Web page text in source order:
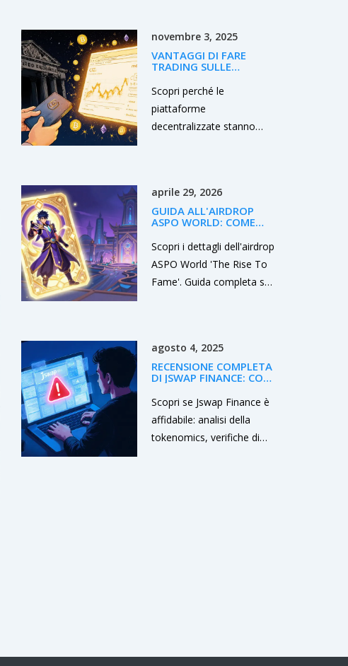
perdite finanziarie. Ecco
cosa devi sapere.
novembre 3, 2025
VANTAGGI DI FARE
TRADING SULLE
DECENTRALIZZATE
Scopri perché le
piattaforme
decentralizzate stanno
token e guadagni passivi
senza intermediari. Il
aprile 29, 2026
GUIDA ALL'AIRDROP
ASPO WORLD: COME
TO FAME
Scopri i dettagli dell'airdrop
ASPO World 'The Rise To
Fame'. Guida completa su
strategico card game.
agosto 4, 2025
RECENSIONE COMPLETA
DI JSWAP FINANCE: COSA
Scopri se Jswap Finance è
affidabile: analisi della
tokenomics, verifiche di